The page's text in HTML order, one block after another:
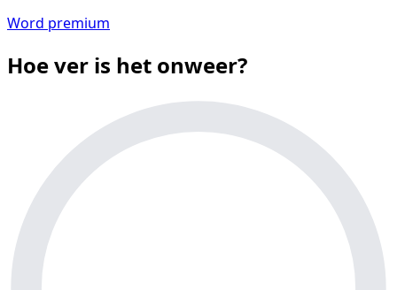
Word premium
Hoe ver is het onweer?